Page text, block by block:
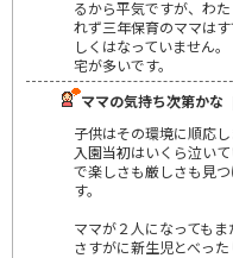
るから平気ですが、わ
れず三年保育のママは
しくはなっていません
宅が多いです。
ママの気持ち次第かな
子供はその環境に順応し
入園当初はいくら泣い
で楽しさも厳しさも見
す。
ママが２人になってもま
さすがに新生児とべっ